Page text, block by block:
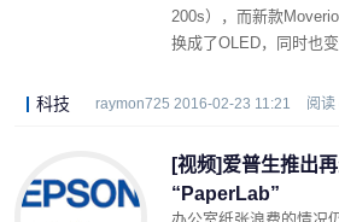
200s），而新款
换成了OLED，同时也变
科技 raymon725 2016-02-23 11:21 阅
[视频]爱普生推出
“PaperLab”